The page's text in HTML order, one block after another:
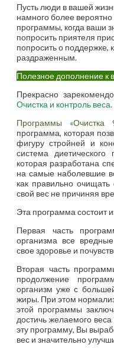
Пусть люди в вашей
намного более
программы, когда ваши
попросить приятеля
попросить о поддержке,
раздраженным.
Полезное дополнение к
Прекрасно
Очистка и контроль веса.
Программы
программа, которая
фигуру стройней и
система
которая разработана
на самые наболевшие
как правильно очищать
свой вес не причиняя
Эта программа состоит
Первая часть
организма все
свое здоровье и
Вторая часть
продолжение
организм уже с
жиры. При этом
этой программы
достичь желаемого
эту программу, Вы
вес и значительно